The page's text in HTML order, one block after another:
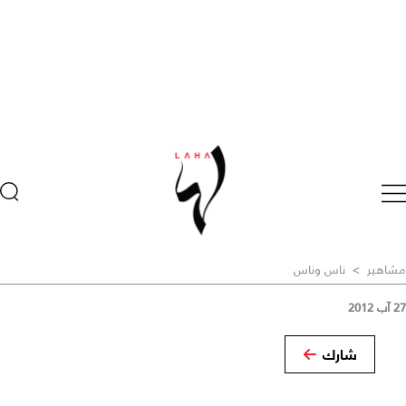
مشاهير > ناس وناس
27 آب 2012
شارك